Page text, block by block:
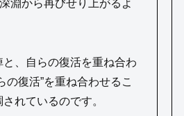
淵から再びせり上がるよ
、自らの復活を重ね合わ
復活”を重ね合わせるこ
れているのです。